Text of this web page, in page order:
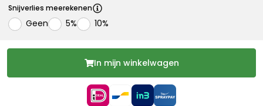
Snijverlies meerekenen
Geen 5% 10%
In mijn winkelwagen